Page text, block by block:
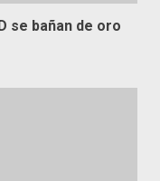
se bañan de oro